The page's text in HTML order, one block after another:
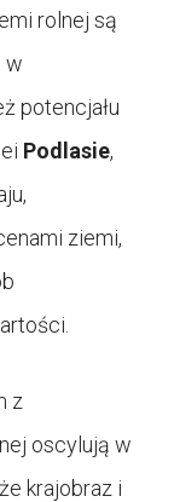
rolnej są
w
potencjału
Podlasie,
ziemi,
z
oscylują w
krajobraz i